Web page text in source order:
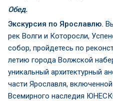
Обед.
Экскурсия по Ярославлю.
рек Волги и Которосли,
собор, пройдетесь по
летию города Волжской
уникальный архитектурный
части Ярославля,
Всемирного наследия